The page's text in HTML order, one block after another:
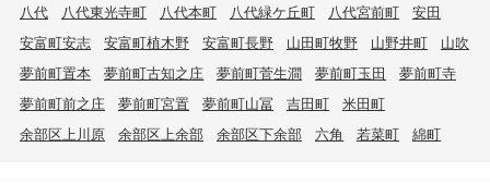
八代
八代東光寺町 八代本町 八代緑ケ丘町 八代宮前町
安田
安富町安志
安富町植木野 安富町長野 山田町牧野 山野井町
山吹
夢前町置本
夢前町古知之庄 夢前町菅生澗 夢前町玉田
夢前町寺
夢前町前之庄
夢前町宮置 夢前町山冨 吉田町
米田町
余部区上川原
余部区上余部 余部区下余部 六角 若菜町 綿町